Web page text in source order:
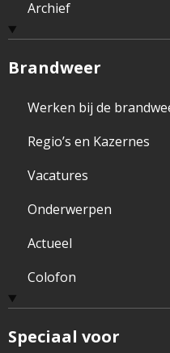
Archief
Brandweer
Werken bij de
Regio’s en Kazernes
Vacatures
Onderwerpen
Actueel
Colofon
Speciaal voor